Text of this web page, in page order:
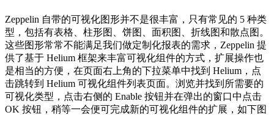
Zeppelin 自带的可视化图形并不是很丰富，只有常见的 5 种类
型，包括有表格、柱形图、饼图、面积图、折线图和散点图。
这些图形常常不能满足我们做定制化报表的需求，Zeppelin 提
供了基于 Helium 框架来丰富可视化组件的方式，扩展操作也
是相当的方便，在页面右上角的下拉菜单中找到 Helium，点
击跳转到 Helium 可视化组件列表页面。浏览并找到所需要的
可视化类型，点击右侧的 Enable 按钮并在弹出的窗口中点击
OK 按钮，稍等一会便可完成新的可视化组件的扩展，如下图